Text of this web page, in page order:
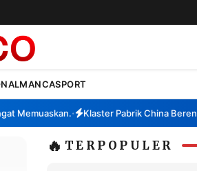
MANCASPORT
• Klaster Pabrik China
🔥 TERPOPULER